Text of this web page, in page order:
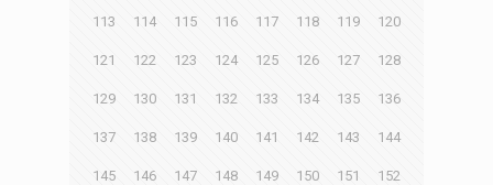
113 114 115 116 117 118 119 120
121 122 123 124 125 126 127 128
129 130 131 132 133 134 135 136
137 138 139 140 141 142 143 144
145 146 147 148 149 150 151 152